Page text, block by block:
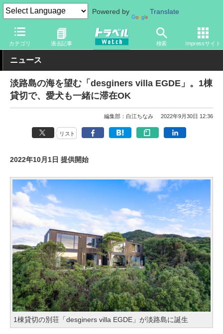
Powered by Translate
カテゴリ 過去記事 検索 Impressサイト
トラベル Watch 旅の情報 ホテル・旅館 宿泊
ニュース
淡路島の海を望む「desginers villa EGDE」。1棟
貸切で、愛犬も一緒に滞在OK
編集部：白江ちなみ 2022年9月30日 12:36
リスト
2022年10月1日 提供開始
1棟貸切の別荘「desginers villa EGDE」が淡路島に誕生